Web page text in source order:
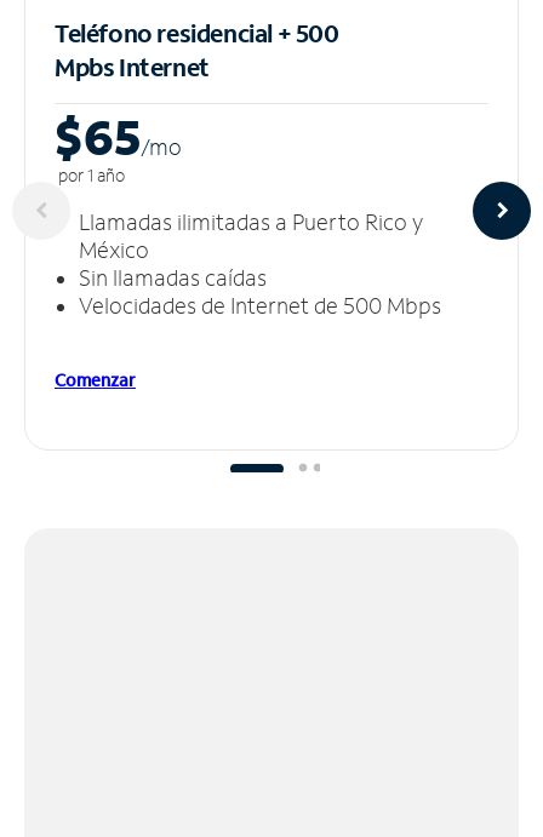
Teléfono residencial + 500
MpbsInternet
$65/mo
por 1 año
Llamadas ilimitadas a Puerto Rico y
México
Sin llamadas caídas
Velocidades de Internet de 500 Mbps
Comenzar